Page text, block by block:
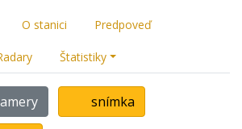
O stanici Predpoveď
Štatistiky
snímka